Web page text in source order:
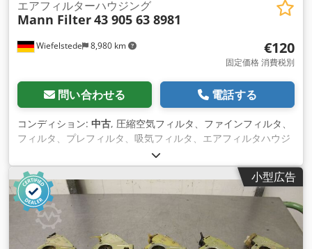
Wiefelstede 8,980 km
エアフィルターハウジング
Mann Filter43 905 63 8981
€120
固定価格 消費税別
問い合わせる 電話する
コンディション: 中古, 圧縮空気フィルタ、ファインフィルタ、
フィルタ、プレフィルタ、吸気フィルタ、エアフィルタハウジ
ング、エアフィルタハウジング、発電機 エアフィルタ -フィル
ター付きマンエアフィルターハウジング -入口/出口： Ø 80/70
mm -品番： 43 905 63 8981 -寸法： Ø 260/400 mm -重量：
11.5 kg Dcedpfxjd Sxg Uj Akkok
小型広告